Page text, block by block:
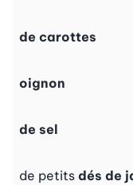
de carottes
oignon
de sel
de petits dés de